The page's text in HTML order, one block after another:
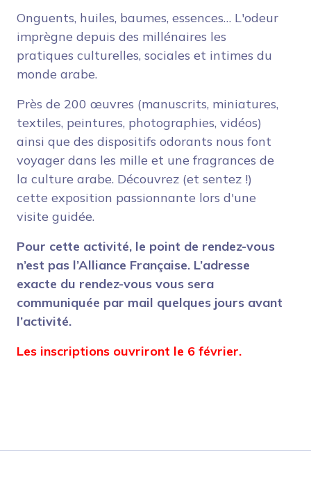
Onguents, huiles, baumes, essences… L'odeur
imprègne depuis des millénaires les
pratiques culturelles, sociales et intimes du
monde arabe.
Près de 200 œuvres (manuscrits, miniatures,
textiles, peintures, photographies, vidéos)
ainsi que des dispositifs odorants nous font
voyager dans les mille et une fragrances de
la culture arabe. Découvrez (et sentez !)
cette exposition passionnante lors d'une
visite guidée.
Pour cette activité, le point de rendez-vous
n’est pas l’Alliance Française. L’adresse
exacte du rendez-vous vous sera
communiquée par mail quelques jours avant
l’activité.
Les inscriptions ouvriront le 6 février.